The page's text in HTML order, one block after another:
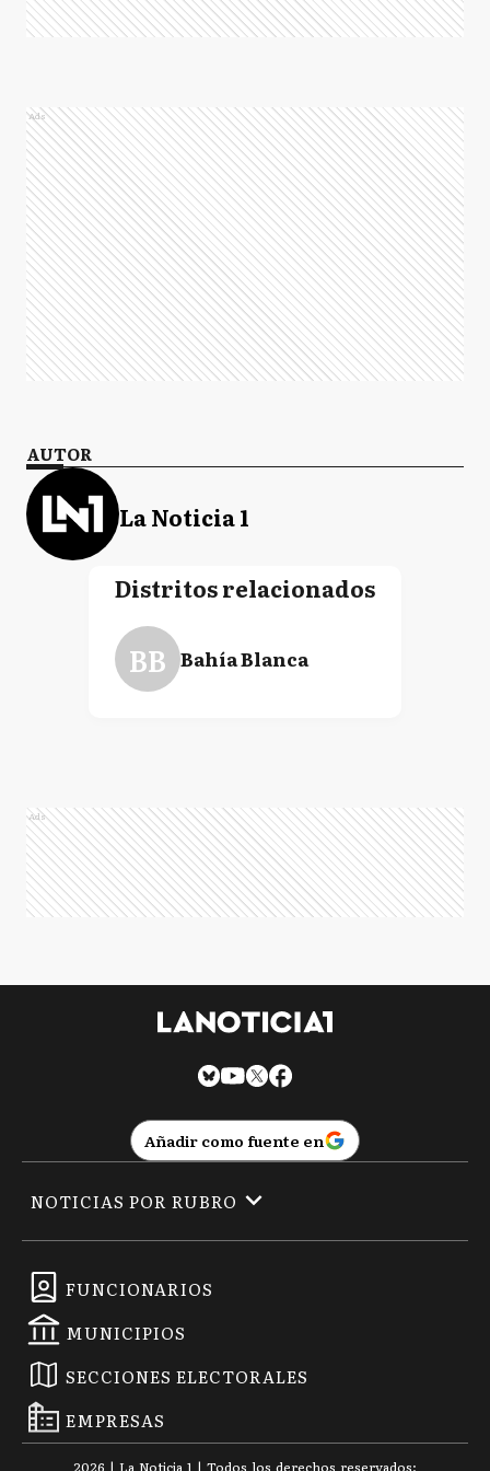
Ads
AUTOR
La Noticia 1
Distritos relacionados
BB Bahía Blanca
Ads
Añadir como fuente en
FUNCIONARIOS
MUNICIPIOS
SECCIONES ELECTORALES
EMPRESAS
NOTICIAS POR RUBRO
2026 | La Noticia 1 | Todos los derechos reservados: